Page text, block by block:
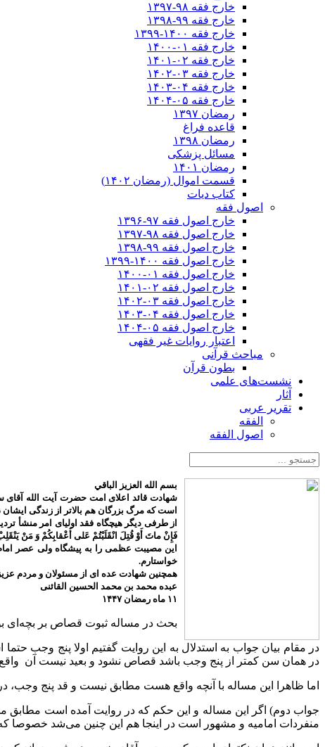
خارج فقه ۹۸-۱۳۹۷
خارج فقه ۹۹-۱۳۹۸
خارج فقه ۱۴۰۰-۱۳۹۹
خارج فقه ۰۱-۱۴۰۰
خارج فقه ۰۲-۱۴۰۱
خارج فقه ۰۳-۱۴۰۲
خارج فقه ۰۴-۱۴۰۳
خارج فقه ۰۵-۱۴۰۴
رمضان ۱۳۹۷
قاعده فراغ
رمضان ۱۳۹۸
مسائل پزشکی
رمضان ۱۴۰۱
قسمت اموال (رمضان ۱۴۰۲)
کتاب دیات
اصول فقه
خارج اصول فقه ۹۷-۱۳۹۶
خارج اصول فقه ۹۸-۱۳۹۷
خارج اصول فقه ۹۹-۱۳۹۸
خارج اصول فقه ۱۴۰۰-۱۳۹۹
خارج اصول فقه ۰۱-۱۴۰۰
خارج اصول فقه ۰۲-۱۴۰۱
خارج اصول فقه ۰۳-۱۴۰۲
خارج اصول فقه ۰۴-۱۴۰۳
خارج اصول فقه ۰۵-۱۴۰۴
اعتبار روایات غیر فقهی
مباحث قرآنی
بطون قرآن
نشست‌های علمی
آثار
تقریر عربی
الفقه
اصول الفقه
بسم الله العزیز الباقي
شهادت قائد اعلای امت حضرت آیت الله آقای
است که مرگ بزرگان هم بالاتر از زندگی
از طرفی دیگر هیچگاه فقد اولیای امر منشأ
فَإِنْ ماتَ أَوْ قُتِلَ انْقَلَبْتُمْ عَلى‌ أَعْقابِكُمْ وَ مَنْ
این مصیبت عظمی را به پیشگاه ولی عصر
خواستارم.
همچنین شهادت عده ای از مسئولان و مردم
عبده محمد بن محمد الحسین القائنی
۱۱ ماه رمضان ۱۴۴۷
بحث در مساله ثبوت قصاص بر بچه‌ای
در مقام بیان جواب به استدلال به این روایت گفتیم اولا پنج
در همان سن کمتر از پنج وجب باشد قصاص نشود و بعید نیست آن واقع
اما ظاهرا این مساله با آنچه واقع هست مطابق نیست و قد پنج
جواب دوم) اگر این مساله و این حکم که در روایت آمده است
منفردات امامیه و مشهور است در اینجا هم این چنین می‌شد خصوصا